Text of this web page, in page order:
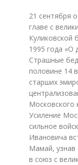
21 сентября
главе с
Куликовской
1995 года «О
Страшные
половине 14
старших
Московского
Усиление
сильное
Ивановича
Мамай, узнав
в союз с